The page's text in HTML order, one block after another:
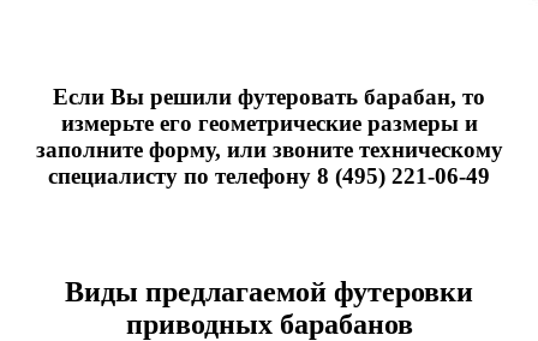
Если Вы решили футеровать барабан, то
измерьте его геометрические размеры и
заполните форму, или звоните техническому
специалисту по телефону 8 (495) 221-06-49
Виды предлагаемой футеровки
приводных барабанов